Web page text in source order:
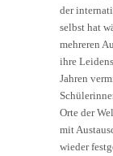
der
selbst hat
mehreren
ihre
Jahren
Orte der
mit
wieder